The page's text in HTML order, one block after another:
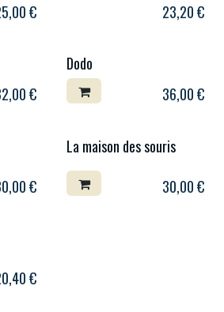
€
23,20€
€
Dodo
36,00€
€
La maison des souris
30,00€
€